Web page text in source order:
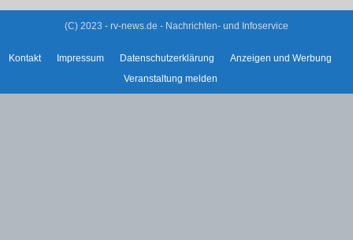
(C) 2023 - rv-news.de - Nachrichten- und Infoservice
Kontakt Impressum Datenschutzerklärung
Anzeigen und Werbung
Veranstaltung melden